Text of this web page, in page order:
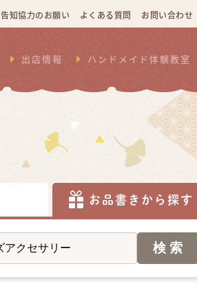
告知協力のお願い よくある質問 お問い合わせ
出店情報 ハンドメイド体験教室
お品書きから探す